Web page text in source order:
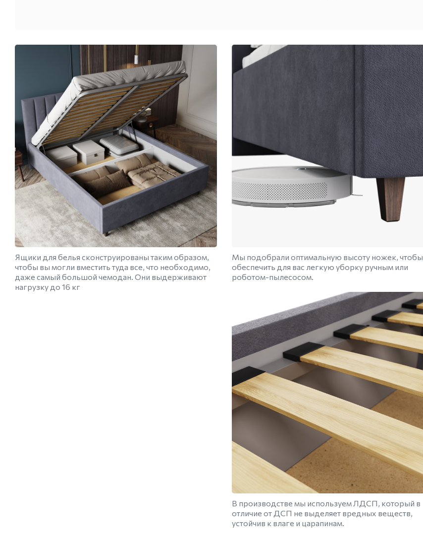
Ящики для белья сконструированы таким образом,
чтобы вы могли вместить туда все, что необходимо,
даже самый большой чемодан. Они выдерживают
нагрузку до 16 кг
Мы подобрали оптимальную высоту ножек, чтобы
обеспечить для вас легкую уборку ручным или
роботом-пылесосом.
В производстве мы используем ЛДСП, который в
отличие от ДСП не выделяет вредных веществ,
устойчив к влаге и царапинам.